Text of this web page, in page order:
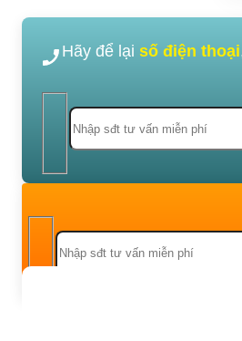
Hãy để lại số điện thoại